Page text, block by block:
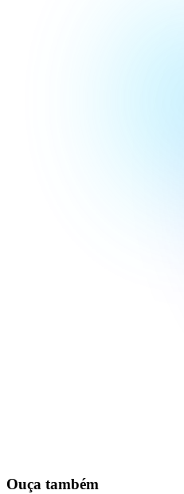
Ouça também